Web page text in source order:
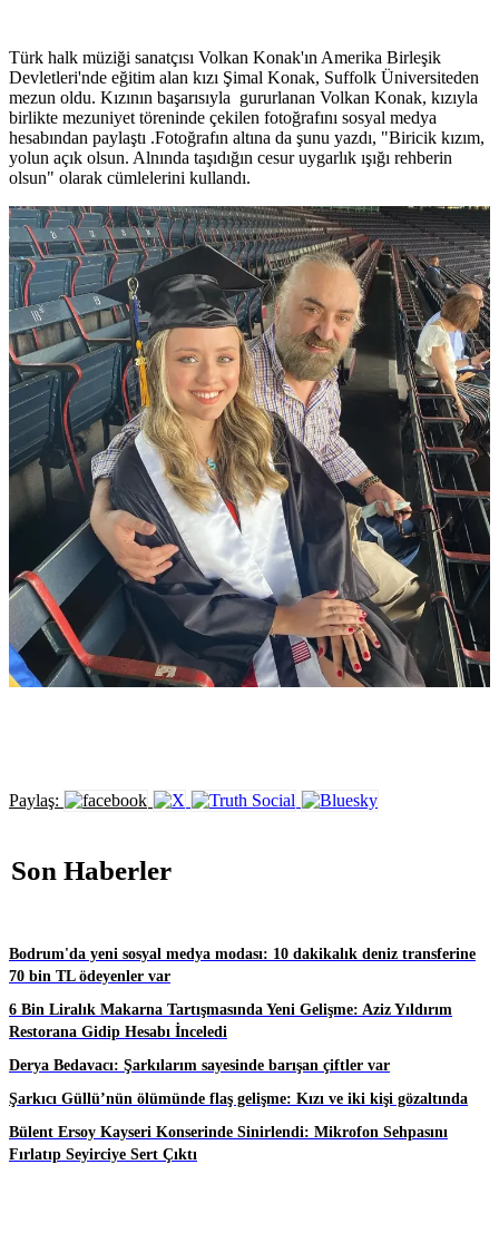
Türk halk müziği sanatçısı Volkan Konak'ın Amerika Birleşik
Devletleri'nde eğitim alan kızı Şimal Konak, Suffolk Üniversiteden
mezun oldu. Kızının başarısıyla gururlanan Volkan Konak, kızıyla
birlikte mezuniyet töreninde çekilen fotoğrafını sosyal medya
hesabından paylaştı .Fotoğrafın altına da şunu yazdı, "Biricik kızım,
yolun açık olsun. Alnında taşıdığın cesur uygarlık ışığı rehberin
olsun" olarak cümlelerini kullandı.
Paylaş:
Son Haberler
Bodrum'da yeni sosyal medya modası: 10 dakikalık deniz transferine
70 bin TL ödeyenler var
6 Bin Liralık Makarna Tartışmasında Yeni Gelişme: Aziz Yıldırım
Restorana Gidip Hesabı İnceledi
Derya Bedavacı: Şarkılarım sayesinde barışan çiftler var
Şarkıcı Güllü’nün ölümünde flaş gelişme: Kızı ve iki kişi gözaltında
Bülent Ersoy Kayseri Konserinde Sinirlendi: Mikrofon Sehpasını
Fırlatıp Seyirciye Sert Çıktı